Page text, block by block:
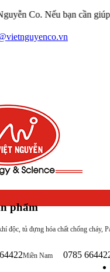
bạn cần giúp đỡ hãy
phẩm
độc, tủ đựng hóa chất chống cháy,
Miền Nam 0785